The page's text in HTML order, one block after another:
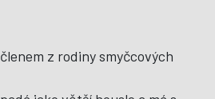
z rodiny smyčcových